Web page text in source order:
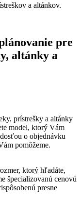
a altánkov.
pre
altánky a
prístrešky a altánky
model, ktorý Vám
o objednávku
pomôžeme.
ktorý hľadáte,
špecializovanú cenovú
presne